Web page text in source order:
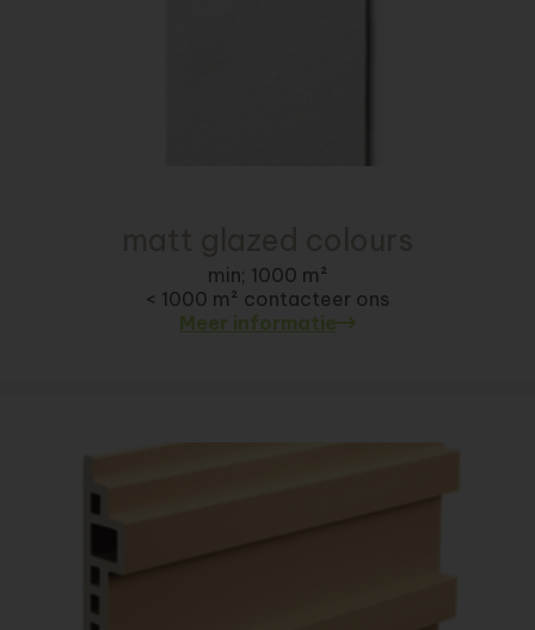
min; 1000 m²
< 1000 m² contacteer ons
Meer informatie